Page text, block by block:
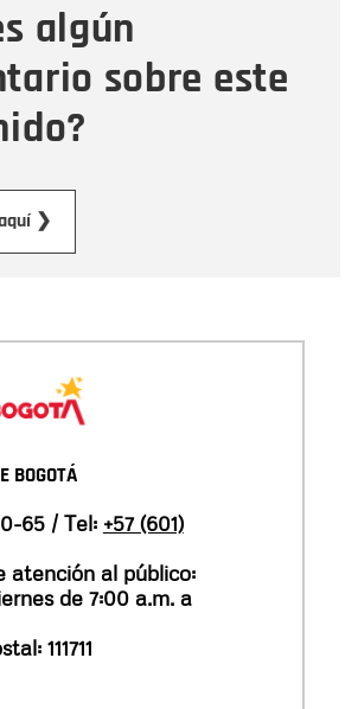
algún
sobre este
❯
BOGOTÁ
65 / Tel: +57 (601)
atención al público:
de 7:00 a.m. a
111711